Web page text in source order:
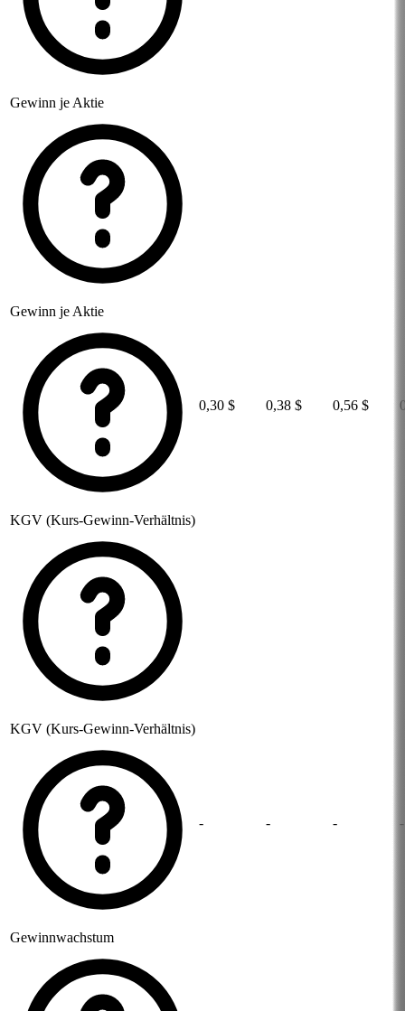
Gewinn je Aktie
Gewinn je Aktie
0,30 $ 0,38 $ 0,56 $
KGV (Kurs-Gewinn-Verhältnis)
KGV (Kurs-Gewinn-Verhältnis)
- - - -
Gewinnwachstum